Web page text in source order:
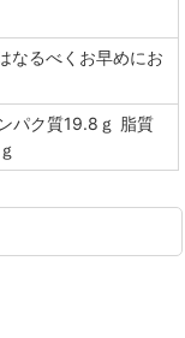
なるべくお早めにお
パク質19.8ｇ 脂質